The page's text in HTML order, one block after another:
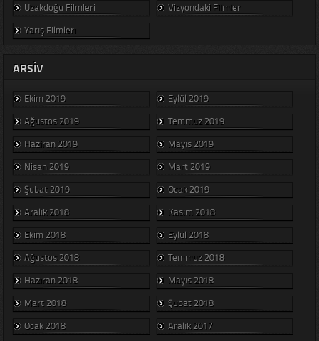
Uzakdoğu Filmleri
Vizyondaki Filmler
Yarış Filmleri
ARSIV
Ekim 2019
Eylül 2019
Ağustos 2019
Temmuz 2019
Haziran 2019
Mayıs 2019
Nisan 2019
Mart 2019
Şubat 2019
Ocak 2019
Aralık 2018
Kasım 2018
Ekim 2018
Eylül 2018
Ağustos 2018
Temmuz 2018
Haziran 2018
Mayıs 2018
Mart 2018
Şubat 2018
Ocak 2018
Aralık 2017